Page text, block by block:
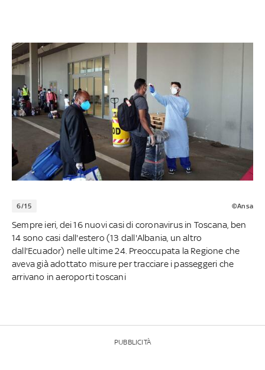
6/15 ©Ansa
Sempre ieri, dei 16 nuovi casi di coronavirus in Toscana, ben
14 sono casi dall'estero (13 dall'Albania, un altro
dall'Ecuador) nelle ultime 24. Preoccupata la Regione che
aveva già adottato misure per tracciare i passeggeri che
arrivano in aeroporti toscani
PUBBLICITÀ